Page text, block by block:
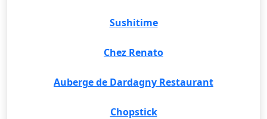
Sushitime
Chez Renato
Auberge de Dardagny Restaurant
Chopstick